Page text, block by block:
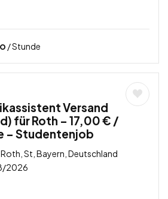
/ Stunde
Versand
für Roth – 17,00 € /
– Studentenjob
Roth, St, Bayern, Deutschland
2026